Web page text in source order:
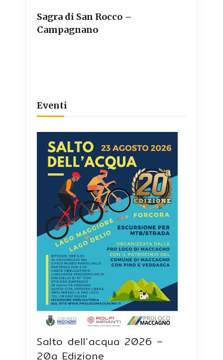
Sagra di San Rocco –
Campagnano
Eventi
Salto dell’acqua 2026 –
20a Edizione